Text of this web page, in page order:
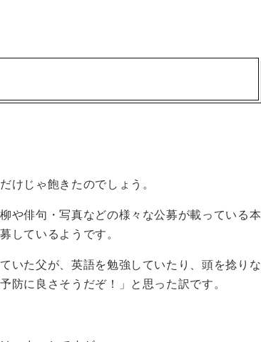
けじゃ飽きたのでしょう。
や俳句・写真などの様々な公募が載っている本
しているようです。
いた父が、英語を勉強していたり、頭を捻りな
防に良さそうだぞ！」と思った訳です。